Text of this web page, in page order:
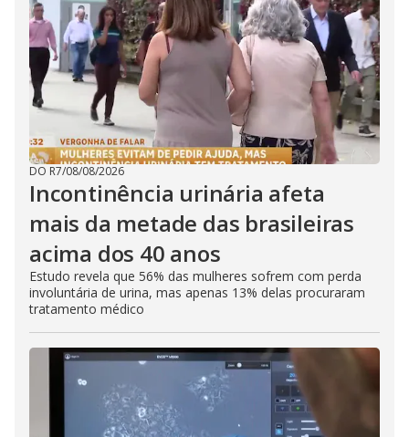
DO R7/08/08/2026
Incontinência urinária afeta
mais da metade das brasileiras
acima dos 40 anos
Estudo revela que 56% das mulheres sofrem com perda
involuntária de urina, mas apenas 13% delas procuraram
tratamento médico